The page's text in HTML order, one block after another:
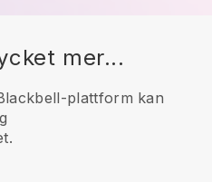
mer...
plattform kan